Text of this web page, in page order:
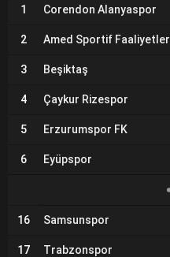
1 Corendon Alanyaspor
2 Amed Sportif Faaliyetler
3 Beşiktaş
4 Çaykur Rizespor
5 Erzurumspor FK
6 Eyüpspor
16 Samsunspor
17 Trabzonspor